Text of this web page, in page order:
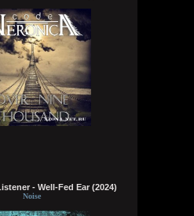
без денег, жду звонка
бы много денег, я бы на
по стране и
мечтать не вредно
ноут игровой, а то
уже не во что, да и
бегать анимешной и
как и мечтал
помимо эмодрисни, пива
и задротства в
- Well-Fed Ear (2024)
Noise